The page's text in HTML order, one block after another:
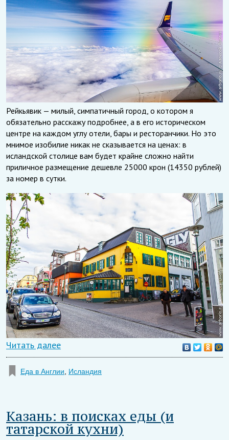
Рейкьявик — милый, симпатичный город, о котором я
обязательно расскажу подробнее, а в его историческом
центре на каждом углу отели, бары и ресторанчики. Но это
мнимое изобилие никак не сказывается на ценах: в
исландской столице вам будет крайне сложно найти
приличное размещение дешевле 25000 крон (14350 рублей)
за номер в сутки.
Читать далее
Еда в Англии, Исландия
Казань: в поисках еды (и
татарской кухни)